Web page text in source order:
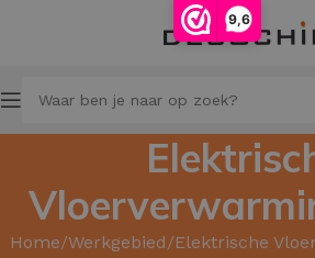
9,6
Home Werkgebied Elektrische